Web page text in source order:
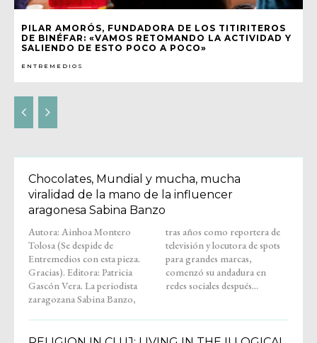
PILAR AMORÓS, FUNDADORA DE LOS TITIRITEROS
DE BINÉFAR: «VAMOS RETOMANDO LA ACTIVIDAD Y
SALIENDO DE ESTO POCO A POCO»
ENTREMEDIOS
Chocolates, Mundial y mucha, mucha
viralidad de la mano de la influencer
aragonesa Sabina Banzo
Autora: Ainhoa Montero
Tolosa (Se despide de
Entremedios con esta pieza.
Gracias). Editora: Patricia
Gascón Vera. La periodista
zaragozana Sabina Banzo,
tras años como reportera de
televisión y locutora de spots
para grandes marcas,
comenzó su andadura en
redes sociales después...